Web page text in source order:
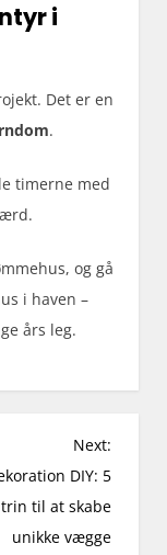
i
Det er en
.
timerne med
og gå
i haven –
års leg.
Next:
DIY: 5
til at skabe
unikke vægge